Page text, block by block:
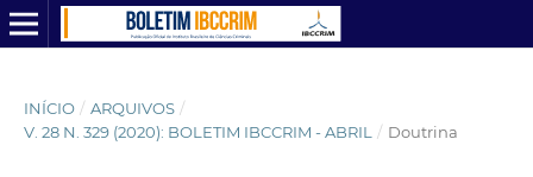
INÍCIO / ARQUIVOS /
V. 28 N. 329 (2020): BOLETIM IBCCRIM - ABRIL
/ Doutrina